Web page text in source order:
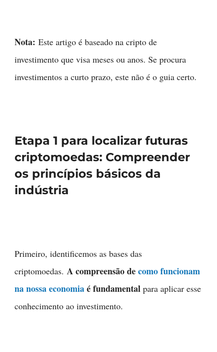
Nota: Este artigo é baseado na cripto de
investimento que visa meses ou anos. Se procura
investimentos a curto prazo, este não é o guia certo.
Etapa 1 para localizar futuras
criptomoedas: Compreender
os princípios básicos da
indústria
Primeiro, identificemos as bases das
criptomoedas. A compreensão decomo funcionam
na nossa economiaé fundamental para aplicar esse
conhecimento ao investimento.